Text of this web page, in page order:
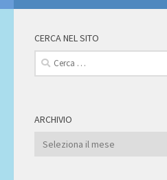
CERCA NEL SITO
Ricerca
per:
ARCHIVIO
Archivio